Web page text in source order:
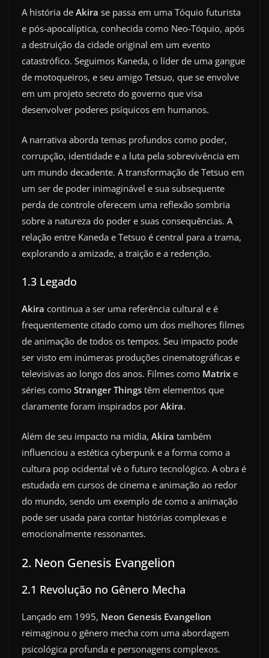
A história de Akira se passa em uma Tóquio futurista
e pós-apocalíptica, conhecida como Neo-Tóquio, após
a destruição da cidade original em um evento
catastrófico. Seguimos Kaneda, o líder de uma gangue
de motoqueiros, e seu amigo Tetsuo, que se envolve
em um projeto secreto do governo que visa
desenvolver poderes psíquicos em humanos.
A narrativa aborda temas profundos como poder,
corrupção, identidade e a luta pela sobrevivência em
um mundo decadente. A transformação de Tetsuo em
um ser de poder inimaginável e sua subsequente
perda de controle oferecem uma reflexão sombria
sobre a natureza do poder e suas consequências. A
relação entre Kaneda e Tetsuo é central para a trama,
explorando a amizade, a traição e a redenção.
1.3 Legado
Akira continua a ser uma referência cultural e é
frequentemente citado como um dos melhores filmes
de animação de todos os tempos. Seu impacto pode
ser visto em inúmeras produções cinematográficas e
televisivas ao longo dos anos. Filmes como Matrix e
séries como Stranger Things têm elementos que
claramente foram inspirados por Akira.
Além de seu impacto na mídia, Akira também
influenciou a estética cyberpunk e a forma como a
cultura pop ocidental vê o futuro tecnológico. A obra é
estudada em cursos de cinema e animação ao redor
do mundo, sendo um exemplo de como a animação
pode ser usada para contar histórias complexas e
emocionalmente ressonantes.
2. Neon Genesis Evangelion
2.1 Revolução no Gênero Mecha
Lançado em 1995, Neon Genesis Evangelion
reimaginou o gênero mecha com uma abordagem
psicológica profunda e personagens complexos.